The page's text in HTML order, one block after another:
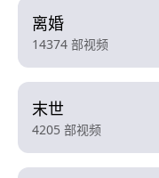
离婚
14374 部视频
末世
4205 部视频